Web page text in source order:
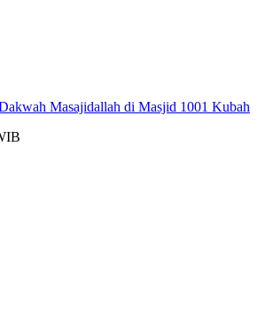
Masajidallah di Masjid 1001 Kubah